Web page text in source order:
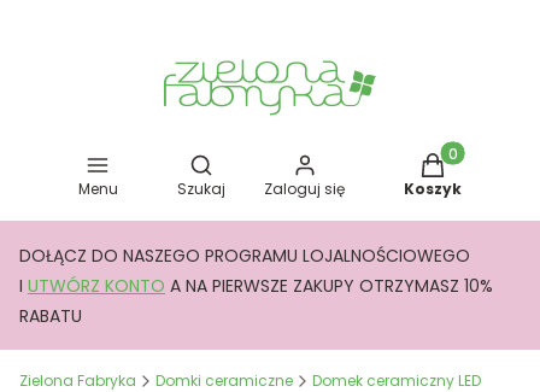
Menu
Otwórz wyszukiwarkę
Szukaj Zaloguj się
Produkty w
Koszyk
DOŁĄCZ DO NASZEGO PROGRAMU LOJALNOŚCIOWEGO
I UTWÓRZ KONTO A NA PIERWSZE ZAKUPY OTRZYMASZ 10%
RABATU
Zielona Fabryka Domki ceramiczne Domek ceramiczny LED